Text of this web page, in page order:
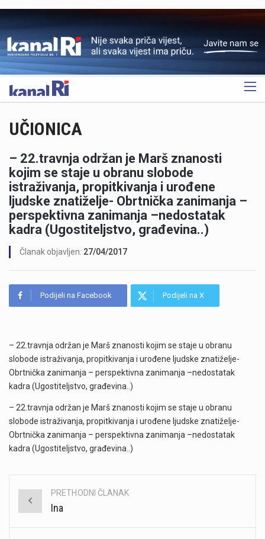
OGLAS
UČIONICA
– 22.travnja održan je Marš znanosti
kojim se staje u obranu slobode
istraživanja, propitkivanja i urođene
ljudske znatiželje- Obrtnička zanimanja –
perspektivna zanimanja –nedostatak
kadra (Ugostiteljstvo, građevina..)
Članak objavljen: 27/04/2017
Podijeli na Facebook Podijeli na X
– 22.travnja održan je Marš znanosti kojim se staje u obranu
slobode istraživanja, propitkivanja i urođene ljudske znatiželje-
Obrtnička zanimanja – perspektivna zanimanja –nedostatak
kadra (Ugostiteljstvo, građevina..)
– 22.travnja održan je Marš znanosti kojim se staje u obranu
slobode istraživanja, propitkivanja i urođene ljudske znatiželje-
Obrtnička zanimanja – perspektivna zanimanja –nedostatak
kadra (Ugostiteljstvo, građevina..)
Post
PRETHODNI ČLANAK
Ina